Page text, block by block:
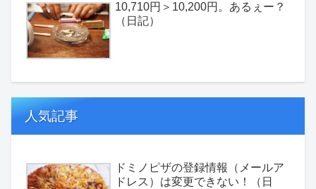
10,710円＞10,200円。あるぇー？
（日記）
人気記事
ドミノピザの登録情報（メールア
ドレス）は変更できない！（日